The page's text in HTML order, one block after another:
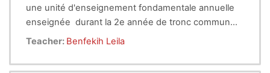
une unité d'enseignement fondamentale annuelle
enseignée durant la 2e année de tronc commun
cycle long dans la filière des sciences
faire connaitre les bases de la taxonomie animale
Teacher: Benfekih Leila